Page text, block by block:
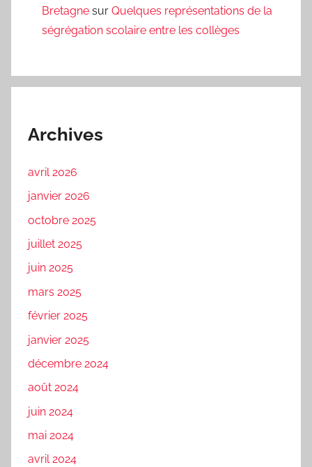
Bretagne sur Quelques représentations de la
ségrégation scolaire entre les collèges
Archives
avril 2026
janvier 2026
octobre 2025
juillet 2025
juin 2025
mars 2025
février 2025
janvier 2025
décembre 2024
août 2024
juin 2024
mai 2024
avril 2024